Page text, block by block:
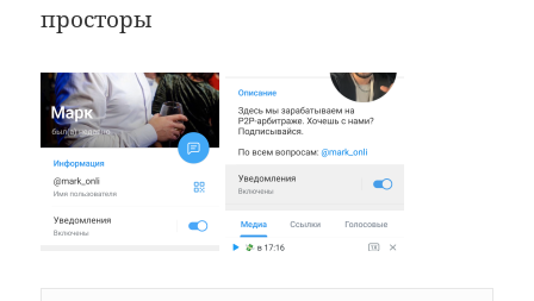
просторы